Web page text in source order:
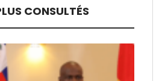
CONSULTÉS